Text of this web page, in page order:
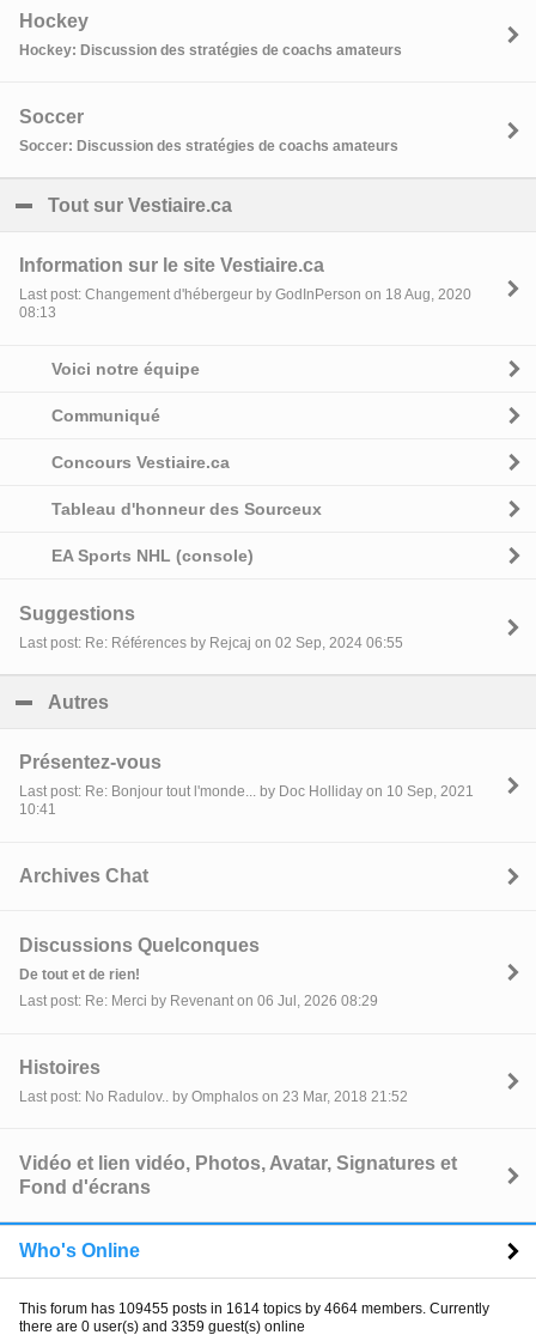
Hockey
Hockey: Discussion des stratégies de coachs amateurs
Soccer
Soccer: Discussion des stratégies de coachs amateurs
Tout sur Vestiaire.ca
Information sur le site Vestiaire.ca
Last post: Changement d'hébergeur by GodInPerson on 18 Aug, 2020
08:13
Voici notre équipe
Communiqué
Concours Vestiaire.ca
Tableau d'honneur des Sourceux
EA Sports NHL (console)
Suggestions
Last post: Re: Références by Rejcaj on 02 Sep, 2024 06:55
Autres
Présentez-vous
Last post: Re: Bonjour tout l'monde... by Doc Holliday on 10 Sep, 2021
10:41
Archives Chat
Discussions Quelconques
De tout et de rien!
Last post: Re: Merci by Revenant on 06 Jul, 2026 08:29
Histoires
Last post: No Radulov.. by Omphalos on 23 Mar, 2018 21:52
Vidéo et lien vidéo, Photos, Avatar, Signatures et
Fond d'écrans
Who's Online
This forum has 109455 posts in 1614 topics by 4664 members. Currently
there are 0 user(s) and 3359 guest(s) online